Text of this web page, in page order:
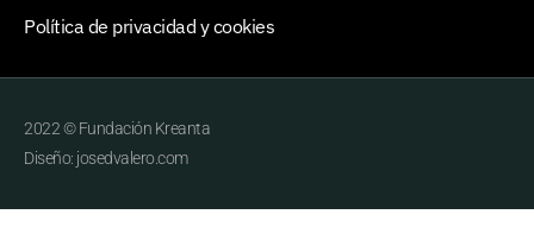
Política de privacidad y cookies
2022 © Fundación Kreanta
Diseño: josedvalero.com